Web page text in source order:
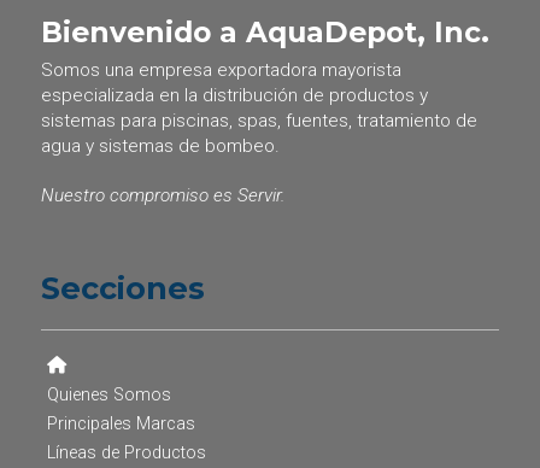
Bienvenido a AquaDepot, Inc.
Somos una empresa exportadora mayorista
especializada en la distribución de productos y
sistemas para piscinas, spas, fuentes, tratamiento de
agua y sistemas de bombeo.
Nuestro compromiso es Servir.
Secciones
Quienes Somos
Principales Marcas
Líneas de Productos